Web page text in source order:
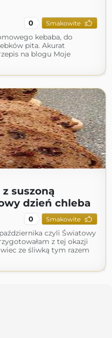
0 Smakowite
kebaba, do
pita. Akurat
na blogu Moje
suszoną
dzień chleba
0 Smakowite
czyli Światowy
z tej okazji
ze śliwką tym razem